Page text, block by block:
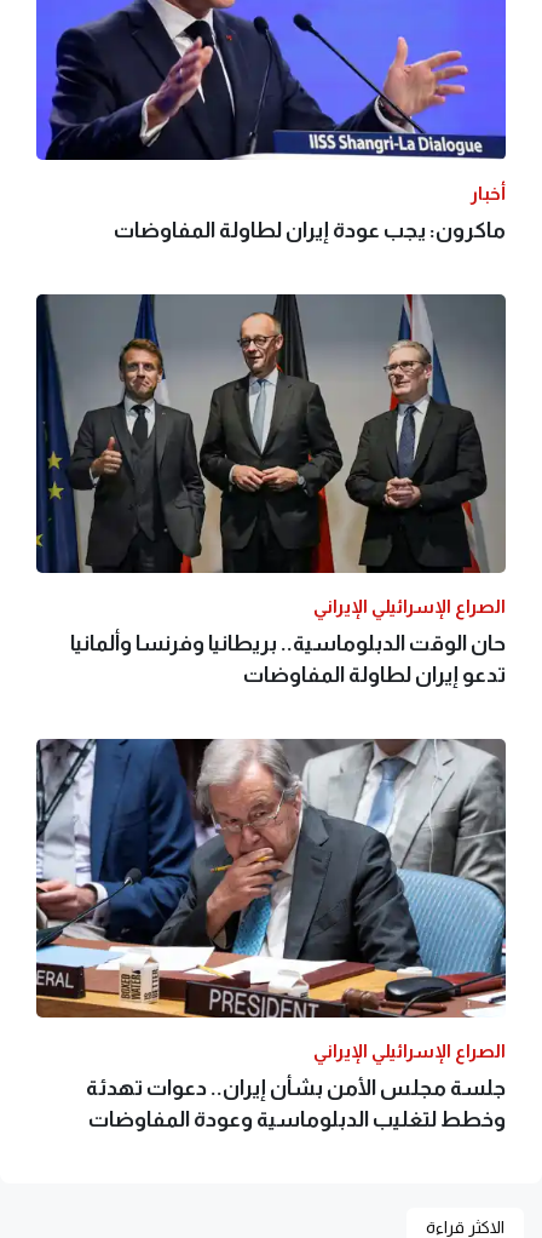
أخبار
ماكرون: يجب عودة إيران لطاولة المفاوضات
الصراع الإسرائيلي الإيراني
حان الوقت الدبلوماسية.. بريطانيا وفرنسا وألمانيا
تدعو إيران لطاولة المفاوضات
الصراع الإسرائيلي الإيراني
جلسة مجلس الأمن بشأن إيران.. دعوات تهدئة
وخطط لتغليب الدبلوماسية وعودة المفاوضات
الاكثر قراءة